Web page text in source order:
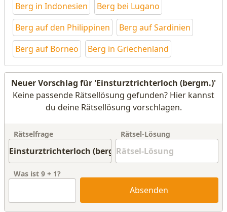
Berg in Indonesien
Berg bei Lugano
Berg auf den Philippinen
Berg auf Sardinien
Berg auf Borneo
Berg in Griechenland
Neuer Vorschlag für 'Einsturztrichterloch (bergm.)'
Keine passende Rätsellösung gefunden? Hier kannst
du deine Rätsellösung vorschlagen.
Rätselfrage Rätsel-Lösung
Was ist 9 + 1?
Absenden